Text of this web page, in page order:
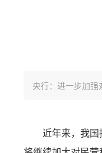
央行：进一步加强
近年来，我国